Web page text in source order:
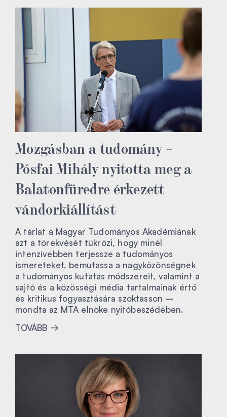
Mozgásban a tudomány –
Pósfai Mihály nyitotta meg a
Balatonfüredre érkezett
vándorkiállítást
A tárlat a Magyar Tudományos Akadémiának
azt a törekvését tükrözi, hogy minél
intenzívebben terjessze a tudományos
ismereteket, bemutassa a nagyközönségnek
a tudományos kutatás módszereit, valamint a
sajtó és a közösségi média tartalmainak értő
és kritikus fogyasztására szoktasson –
mondta az MTA elnöke nyitóbeszédében.
TOVÁBB